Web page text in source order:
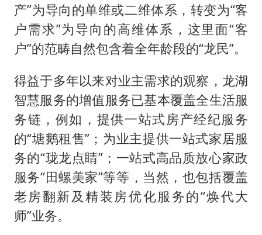
产”为导向的单维或二维体系，转变为“客
户需求”为导向的高维体系，这里面“客
户”的范畴自然包含着全年龄段的“龙民”。
得益于多年以来对业主需求的观察，龙湖
智慧服务的增值服务已基本覆盖全生活服
务链，例如，提供一站式房产经纪服务
的“塘鹅租售”；为业主提供一站式家居服
务的“珑龙点睛”；一站式高品质放心家政
服务“田螺美家”等等，当然，也包括覆盖
老房翻新及精装房优化服务的“焕代大
师”业务。